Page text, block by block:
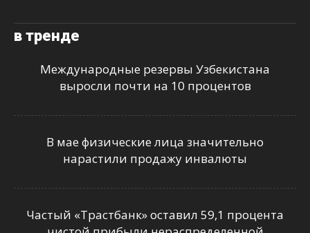
в тренде
Международные резервы Узбекистана
выросли почти на 10 процентов
В мае физические лица значительно
нарастили продажу инвалюты
Частый «Трастбанк» оставил 59,1 процента